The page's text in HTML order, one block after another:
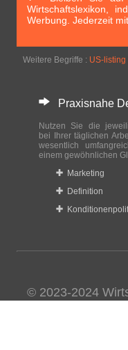
Wirtschaftslexikon,
Werbung. Jederzeit
Weitere Begriffe : US-listing
Praxisnahe
Nutzen Sie die
bei Ihrer täglichen
wesentlich
einem gewöhnlichen
Marketing
Definition
© 2023-2024